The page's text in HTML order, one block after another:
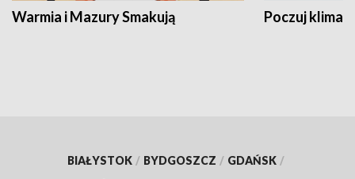
Warmia i Mazury Smakują Poczuj klimat
BIAŁYSTOK / BYDGOSZCZ / GDAŃSK /